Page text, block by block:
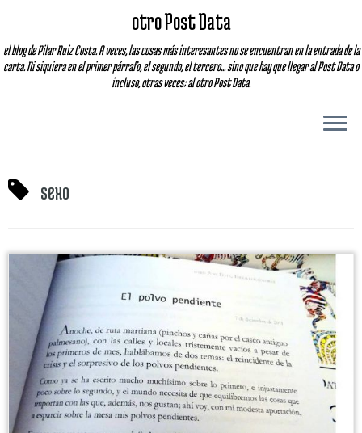
otro Post Data
el blog de Pilar Ruiz Costa. A veces, las cosas más interesantes no se encuentran en la entrada de la
carta. Ni siquiera en el primer párrafo, el segundo, el tercero... sino que hay que llegar al Post Data o
incluso, otras veces; al otro Post Data.
sexo